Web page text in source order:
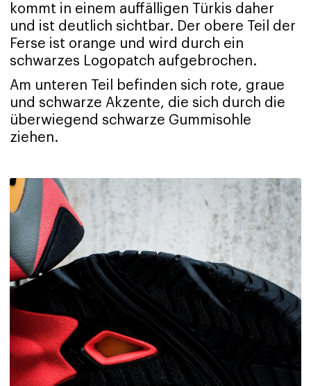
kommt in einem auffälligen Türkis daher
und ist deutlich sichtbar. Der obere Teil der
Ferse ist orange und wird durch ein
schwarzes Logopatch aufgebrochen.
Am unteren Teil befinden sich rote, graue
und schwarze Akzente, die sich durch die
überwiegend schwarze Gummisohle
ziehen.